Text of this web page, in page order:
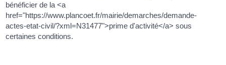
bénéficier de la <a
href="https://www.plancoet.fr/mairie/demarches/demande-
actes-etat-civil/?xml=N31477">prime d'activité</a> sous
certaines conditions.